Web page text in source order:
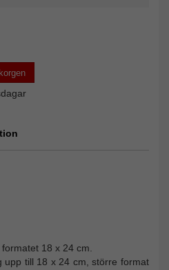
18 x 24 cm.
upp till 18 x 24 cm, större format